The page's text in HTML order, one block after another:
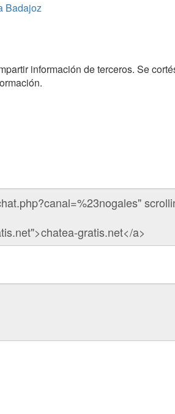
Badajoz
información de terceros. Se